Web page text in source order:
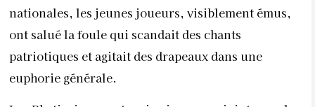
nationales, les jeunes joueurs, visiblement émus,
ont salué la foule qui scandait des chants
patriotiques et agitait des drapeaux dans une
euphorie générale.